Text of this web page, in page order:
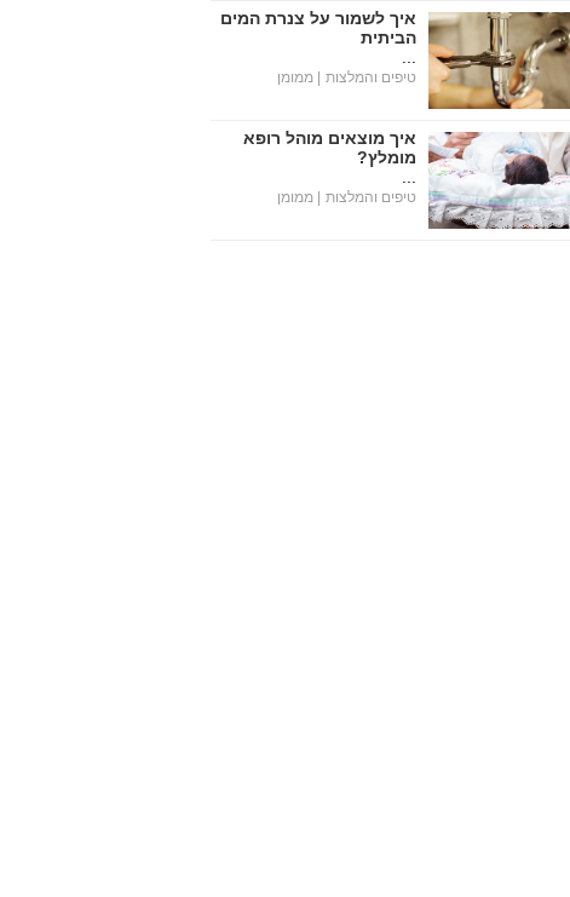
איך לשמור על צנרת המים
הביתית
טיפים והמלצות | ממומן
איך מוצאים מוהל רופא
מומלץ?
טיפים והמלצות | ממומן